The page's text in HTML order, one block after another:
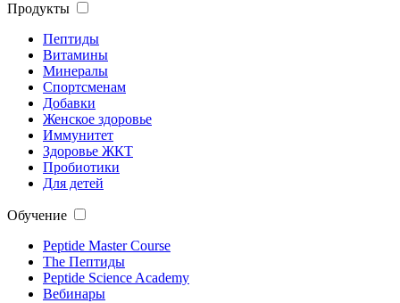
Продукты
Пептиды
Витамины
Минералы
Спортсменам
Добавки
Женское здоровье
Иммунитет
Здоровье ЖКТ
Пробиотики
Для детей
Обучение
Peptide Master Course
The Пептиды
Peptide Science Academy
Вебинары